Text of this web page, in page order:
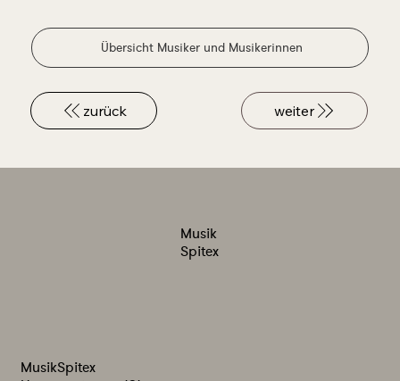
zurück
Übersicht Musiker und Musikerinnen
weiter
Musik
Spitex
MusikSpitex